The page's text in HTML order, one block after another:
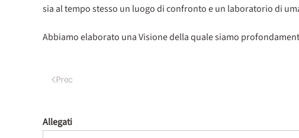
sia al tempo stesso un luogo di confronto e un laboratorio di
Abbiamo elaborato una Visione della quale siamo
Prec
Allegati